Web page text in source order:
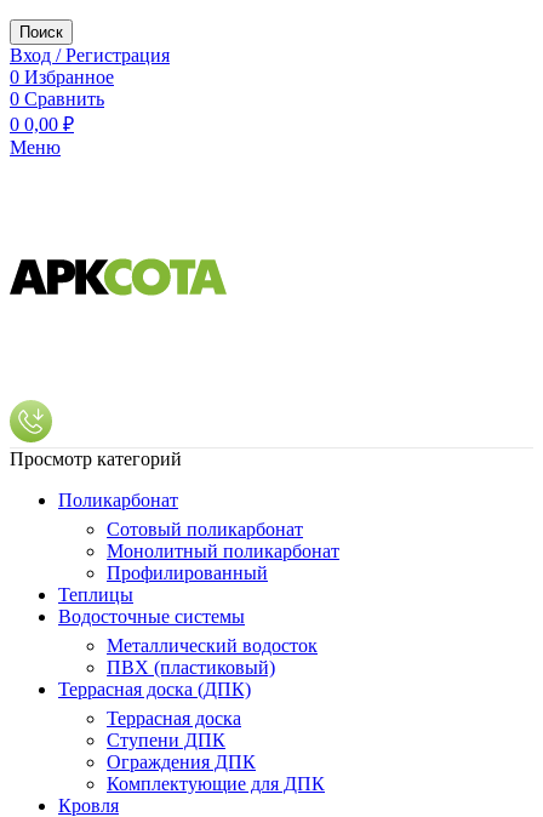
Поиск
Вход / Регистрация
0 Избранное
0 Сравнить
0 0,00 ₽
Меню
Просмотр категорий
Поликарбонат
Сотовый поликарбонат
Монолитный поликарбонат
Профилированный
Теплицы
Водосточные системы
Металлический водосток
ПВХ (пластиковый)
Террасная доска (ДПК)
Террасная доска
Ступени ДПК
Ограждения ДПК
Комплектующие для ДПК
Кровля